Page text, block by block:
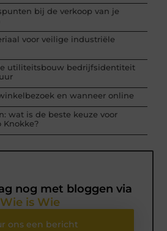
bij de verkoop van je
voor veilige industriële
utiliteitsbouw bedrijfsidentiteit
en wanneer online
wat is de beste keuze voor
Knokke?
nog met bloggen via
Wie is Wie
ons een bericht